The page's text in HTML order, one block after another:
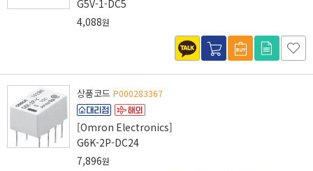
G5V-1-DC5
4,088원
상품코드 P000283367
[Omron Electronics]
G6K-2P-DC24
7,896원